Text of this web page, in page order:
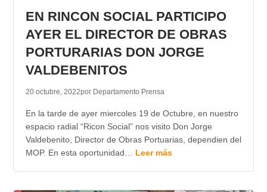
EN RINCON SOCIAL PARTICIPO
AYER EL DIRECTOR DE OBRAS
PORTURARIAS DON JORGE
VALDEBENITOS
20 octubre, 2022por Departamento Prensa
En la tarde de ayer miercoles 19 de Octubre, en nuestro
espacio radial “Ricon Social” nos visito Don Jorge
Valdebenito, Director de Obras Portuarias, dependien del
MOP. En esta oportunidad… Leer más